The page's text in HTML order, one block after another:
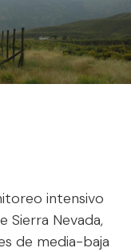
intensivo
Sierra Nevada,
de media-baja